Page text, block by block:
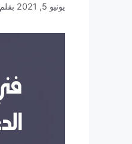
يونيو 5, 2021 بقلم